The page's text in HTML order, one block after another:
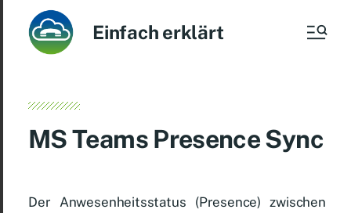
Einfach erklärt
MS Teams Pre­sence Sync
Der An­we­sen­heits­sta­tus (Pre­sence) zwi­schen